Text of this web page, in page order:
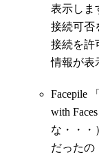
表示しま
接続可
接続を
情報が表
Facepile
with
な・・・
だったの